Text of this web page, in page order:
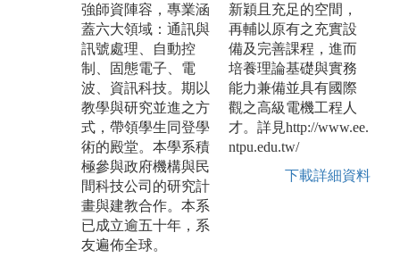
強師資陣容，專業涵
蓋六大領域：通訊與
訊號處理、自動控
制、固態電子、電
波、資訊科技。期以
教學與研究並進之方
式，帶領學生同登學
術的殿堂。本學系積
極參與政府機構與民
間科技公司的研究計
畫與建教合作。本系
已成立逾五十年，系
友遍佈全球。
新穎且充足的空間，
再輔以原有之充實設
備及完善課程，進而
培養理論基礎與實務
能力兼備並具有國際
觀之高級電機工程人
才。詳見http://www.ee.
ntpu.edu.tw/
下載詳細資料